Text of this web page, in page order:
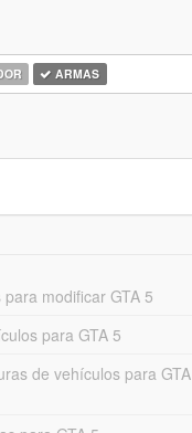
ARMAS
modificar GTA 5
para GTA 5
de vehículos para GTA